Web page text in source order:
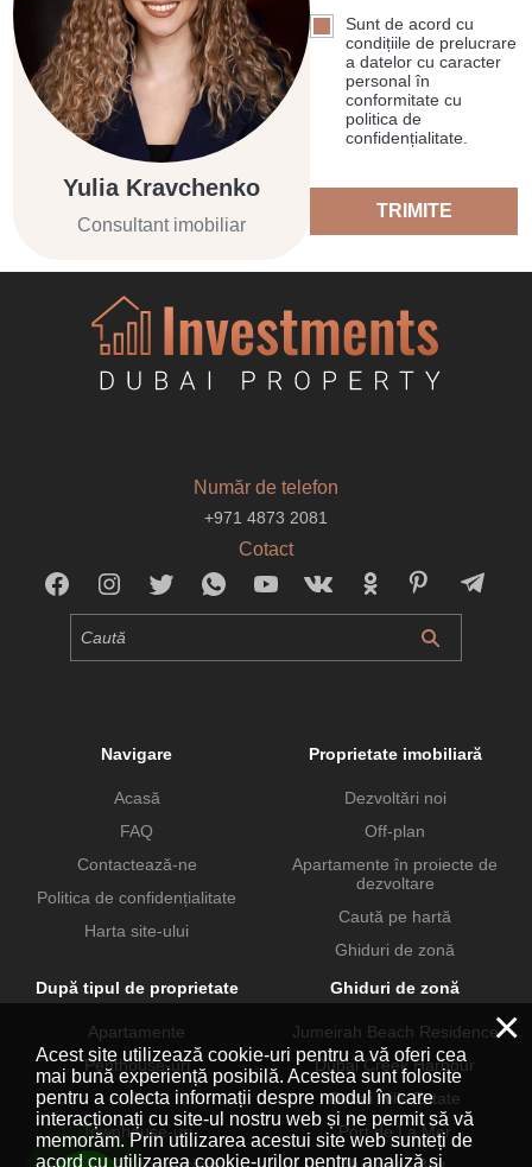
Yulia Kravchenko
Consultant imobiliar
Sunt de acord cu
condițiile de prelucrare
a datelor cu caracter
personal în
conformitate cu
politica de
confidențialitate.
TRIMITE
Număr de telefon
+971 4873 2081
Cotact
Navigare
Acasă
FAQ
Contactează-ne
Politica de confidențialitate
Harta site-ului
Proprietate imobiliară
Dezvoltări noi
Off-plan
Apartamente în proiecte de
dezvoltare
Caută pe hartă
Ghiduri de zonă
După tipul de proprietate
Apartamente
Penthouse-uri
Vile
Townhouse-uri
Ghiduri de zonă
Jumeirah Beach Residence
Dubai Creek Harbour
Dubai Hills Estate
Port de La Mer
×
Acest site utilizează cookie-uri pentru a vă oferi cea
mai bună experiență posibilă. Acestea sunt folosite
pentru a colecta informații despre modul în care
interacționați cu site-ul nostru web și ne permit să vă
memorăm. Prin utilizarea acestui site web sunteți de
acord cu utilizarea cookie-urilor pentru analiză și